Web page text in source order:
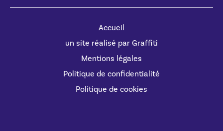
Accueil
un site réalisé par Graffiti
Mentions légales
Politique de confidentialité
Politique de cookies